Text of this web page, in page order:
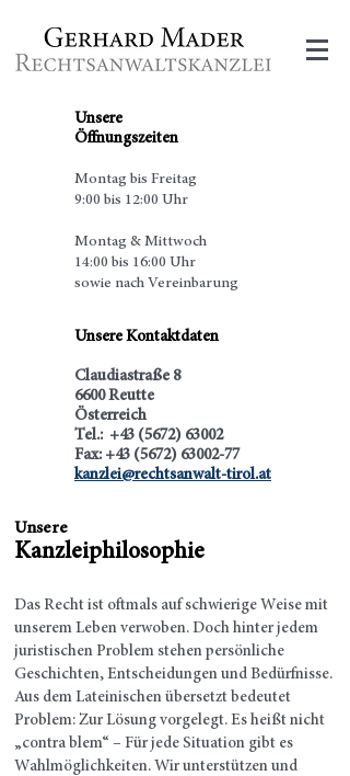
Unsere
Öffnungszeiten
Montag bis Freitag
9:00 bis 12:00 Uhr
Montag & Mittwoch
14:00 bis 16:00 Uhr
sowie nach Vereinbarung
Unsere Kontaktdaten
Claudiastraße 8
6600 Reutte
Österreich
Tel.: +43 (5672) 63002
Fax: +43 (5672) 63002-77
kanzlei@rechtsanwalt-tirol.at
Unsere
Kanzleiphilosophie
Das Recht ist oftmals auf schwierige Weise mit
unserem Leben verwoben. Doch hinter jedem
juristischen Problem stehen persönliche
Geschichten, Entscheidungen und Bedürfnisse.
Aus dem Lateinischen übersetzt bedeutet
Problem: Zur Lösung vorgelegt. Es heißt nicht
„contra blem“ – Für jede Situation gibt es
Wahlmöglichkeiten. Wir unterstützen und